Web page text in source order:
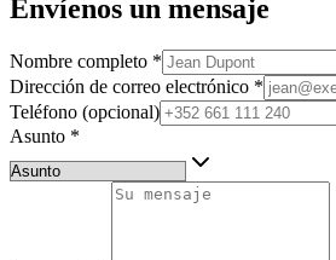
Envíenos un mensaje
Nombre completo *
Dirección de correo electrónico *
Teléfono (opcional)
Asunto *